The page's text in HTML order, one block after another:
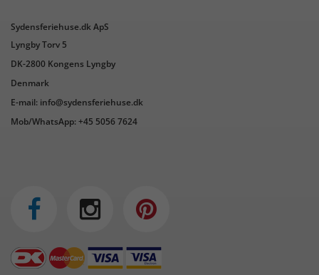
Sydensferiehuse.dk ApS
Lyngby Torv 5
DK-2800 Kongens Lyngby
Denmark
E-mail: info@sydensferiehuse.dk
Mob/WhatsApp: +45 5056 7624